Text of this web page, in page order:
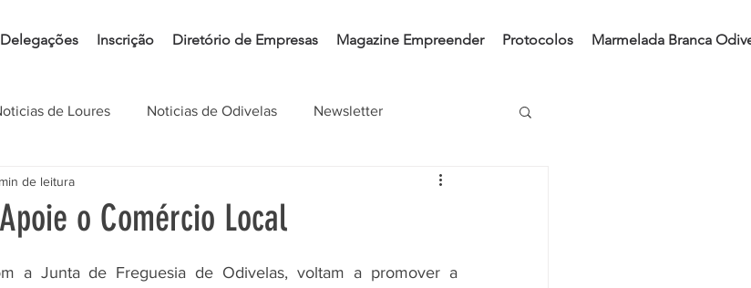
Delegações Inscrição Diretório de Empresas Magazine Empreender Protocolos Marmelada Branca
de Loures Noticias de Odivelas Newsletter
o Comércio Local
de leitura
a Junta de Freguesia de Odivelas, voltam a promover a